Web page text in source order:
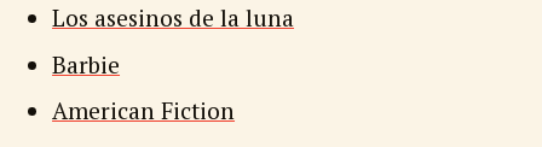
Los asesinos de la luna
Barbie
American Fiction